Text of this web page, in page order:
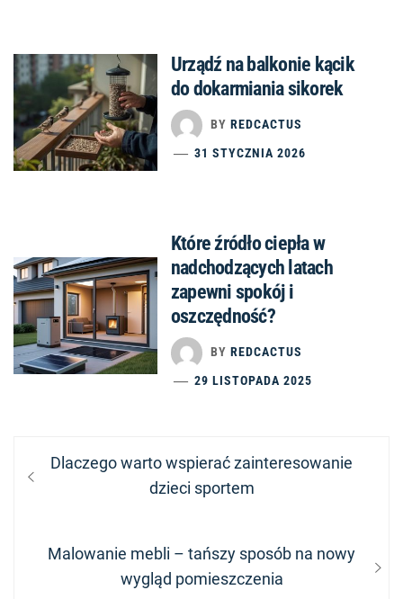
Urządź na balkonie kącik
do dokarmiania sikorek
BY REDCACTUS
31 STYCZNIA 2026
Które źródło ciepła w
nadchodzących latach
zapewni spokój i
oszczędność?
BY REDCACTUS
29 LISTOPADA 2025
Nawigacja
wpisu
Previous
Dlaczego warto wspierać zainteresowanie
dzieci sportem
Next
Malowanie mebli – tańszy sposób na nowy
wygląd pomieszczenia